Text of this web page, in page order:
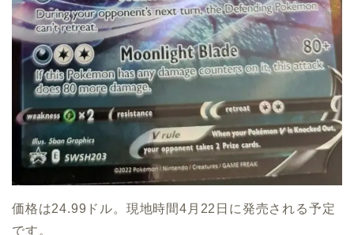
価格は24.99ドル。現地時間4月22日に発売される予定
です。